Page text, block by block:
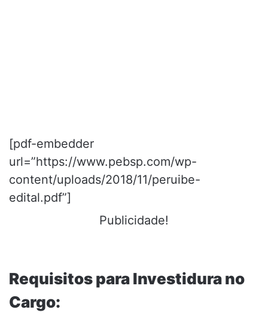
[pdf-embedder
url=”https://www.pebsp.com/wp-
content/uploads/2018/11/peruibe-
edital.pdf”]
Publicidade!
Requisitos para Investidura no
Cargo: